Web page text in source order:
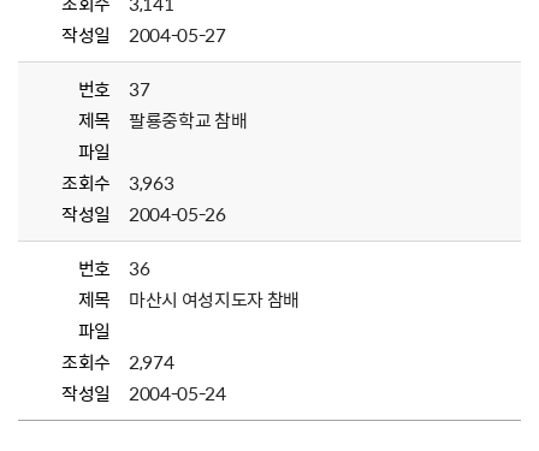
작성일
2004-05-27
번호
37
제목
팔룡중학교 참배
파일
조회수
3,963
작성일
2004-05-26
번호
36
제목
마산시 여성지도자 참배
파일
조회수
2,974
작성일
2004-05-24